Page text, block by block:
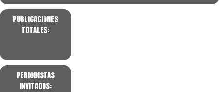
PUBLICACIONES
TOTALES:
PERIODISTAS
INVITADOS: